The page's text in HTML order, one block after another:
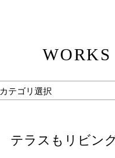
WORKS
カテゴリ選択
テラスもリビン